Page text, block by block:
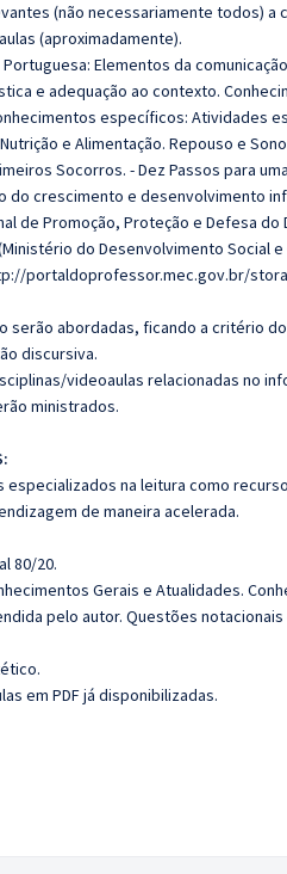
(não necessariamente todos)
(aproximadamente).
Elementos da
e adequação ao contexto.
específicos: Atividades
e Alimentação. Repouso e
Socorros. - Dez Passos para
do crescimento e desenvolvimento
de Promoção, Proteção e Defesa
do Desenvolvimento Social
portaldoprofessor.mec.gov.br/
serão abordadas, ficando a critério
discursiva.
videoaulas relacionadas no
ministrados.
na leitura como
de maneira acelerada.
80/20.
Gerais e Atualidades.
pelo autor. Questões
em PDF já disponibilizadas.